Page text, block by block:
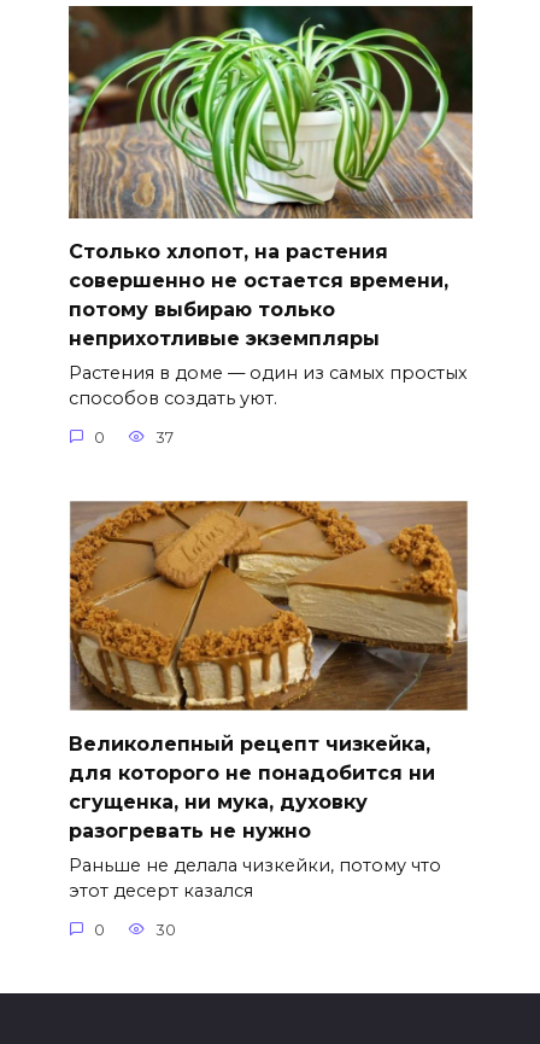
Столько хлопот, на растения
совершенно не остается времени,
потому выбираю только
неприхотливые экземпляры
Растения в доме — один из самых простых
способов создать уют.
0 37
Великолепный рецепт чизкейка,
для которого не понадобится ни
сгущенка, ни мука, духовку
разогревать не нужно
Раньше не делала чизкейки, потому что
этот десерт казался
0 30